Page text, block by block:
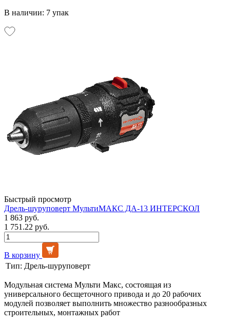
В наличии: 7 упак
Быстрый просмотр
Дрель-шуруповерт МультиМАКС ДА-13 ИНТЕРСКОЛ
1 863 руб.
1 751.22 руб.
В корзину
Тип: Дрель-шуруповерт
Модульная система Мульти Макс, состоящая из
универсального бесщеточного привода и до 20 рабочих
модулей позволяет выполнить множество разнообразных
строительных, монтажных работ